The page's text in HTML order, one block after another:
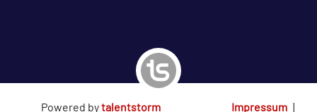
Powered bytalentstorm Impressum |